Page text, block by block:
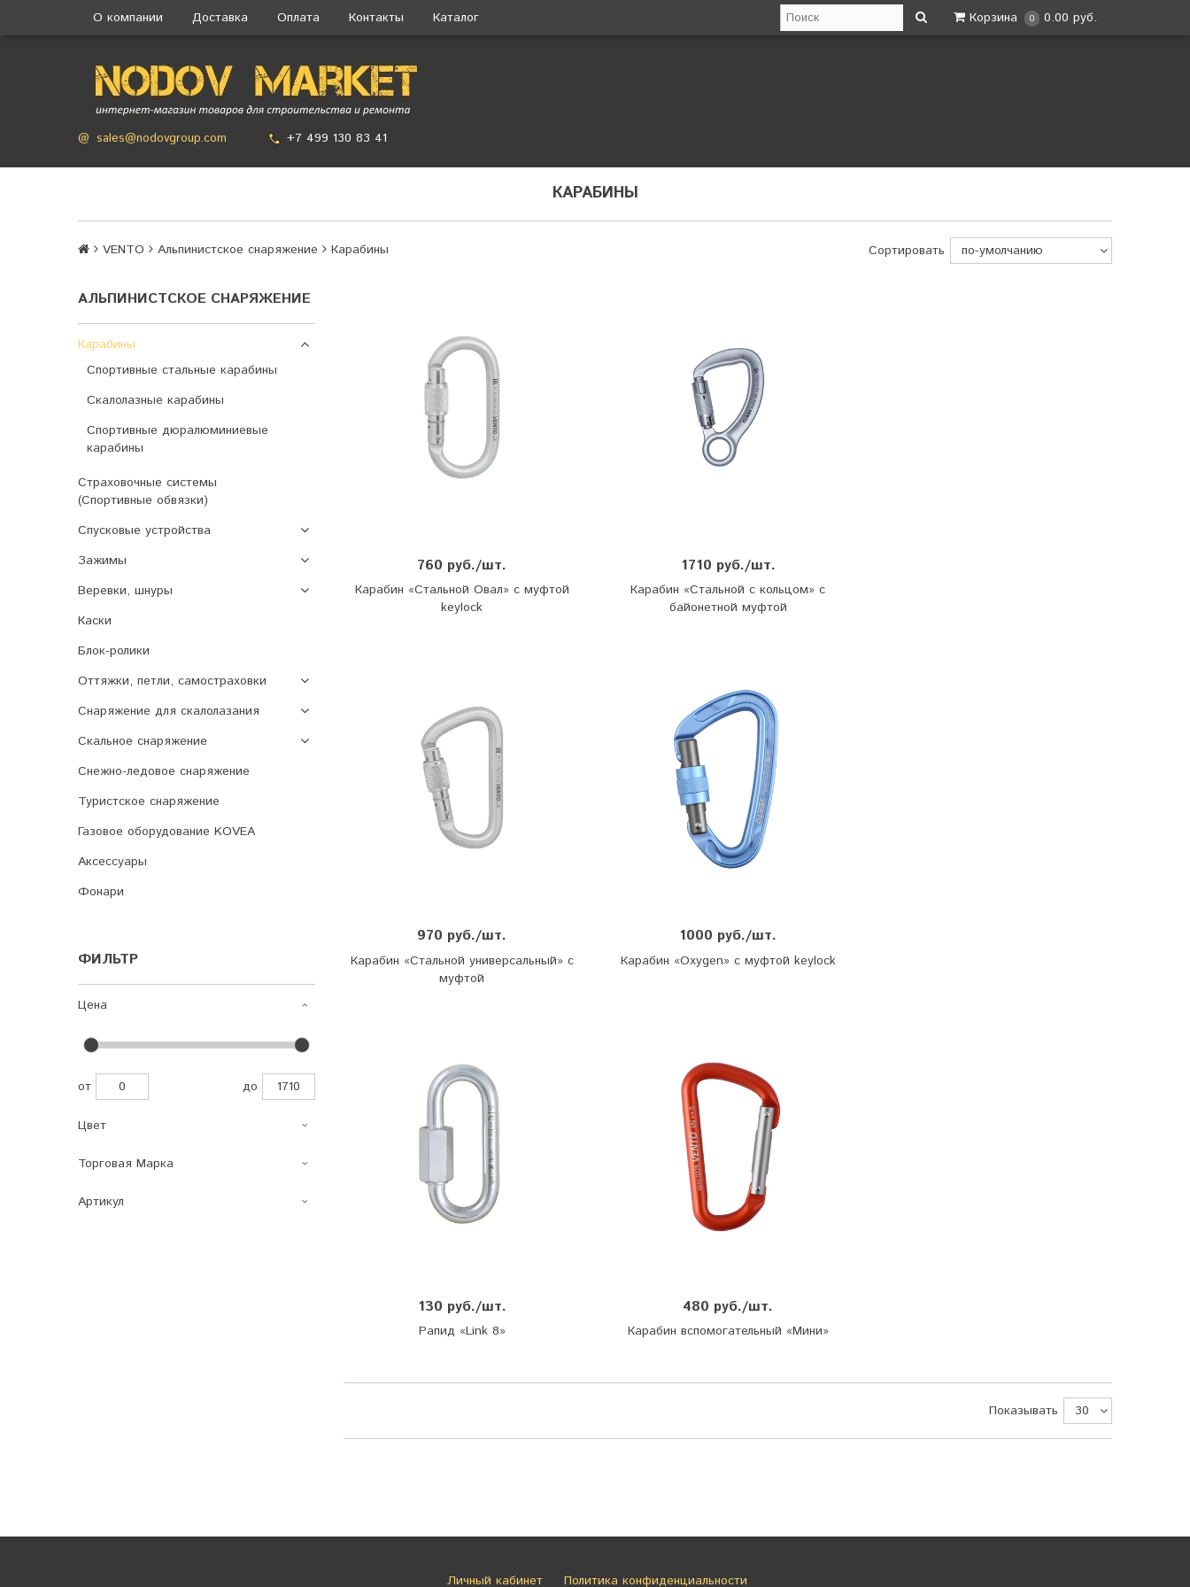
О компании Доставка Оплата Контакты Каталог Корзина 0 0.00 руб.
@ sales@nodovgroup.com +7 499 130 83 41
КАРАБИНЫ
VENTO Альпинистское снаряжение Карабины Сортировать
АЛЬПИНИСТСКОЕ СНАРЯЖЕНИЕ
Карабины
Спортивные стальные карабины
Скалолазные карабины
Спортивные дюралюминиевые
карабины
Страховочные системы
(Спортивные обвязки)
Спусковые устройства
Зажимы
Веревки, шнуры
Каски
Блок-ролики
Оттяжки, петли, самостраховки
Снаряжение для скалолазания
Скальное снаряжение
Снежно-ледовое снаряжение
Туристское снаряжение
Газовое оборудование KOVEA
Аксессуары
Фонари
ФИЛЬТР
Цена
от до
Цвет
Торговая Марка
Артикул
760 руб./шт.
Карабин «Стальной Овал» с муфтой
keylock
1710 руб./шт.
Карабин «Стальной с кольцом» с
байонетной муфтой
970 руб./шт.
Карабин «Стальной универсальный» с
муфтой
1000 руб./шт.
Карабин «Oxygen» с муфтой keylock
130 руб./шт.
Рапид «Link 8»
480 руб./шт.
Карабин вспомогательный «Мини»
Показывать
Личный кабинет Политика конфиденциальности